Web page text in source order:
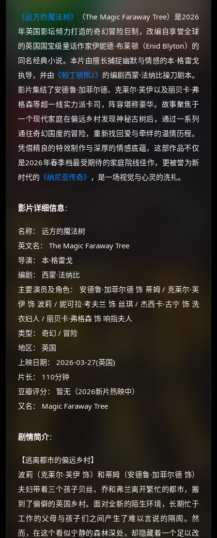
《远方的魔法树》
（The Magic Faraway Tree）是2026
年英国影坛倾力打造的奇幻冒险巨制，改编自享誉全球
的英国国宝级童话作家伊妮德·布莱顿（Enid Blyton）的
同名经典小说。本片由擅长捕捉幽默与情感的本·格雷戈
执导，并由 《帕丁顿熊2》 的编剧西蒙·法纳比操刀剧本。
影片集结了安德鲁·加菲尔德、克莱尔·芙伊以及丽贝卡·弗
格森等超一线实力派卡司，阵容堪称豪华。故事聚焦于
一个现代家庭在偏远乡村发现神秘古树后，通过一系列
通往奇幻国度的冒险，重新找回爱与牵绊的温情历程。
凭借精良的特效制作与深厚的情感底蕴，这部作品不仅
是2026年春季档最受期待的家庭院线佳作，更被誉为新
时代的 《纳尼亚传奇》 ，是一场视觉与心灵的洗礼。
影片详细信息：
名称： 远方的魔法树
英文名： The Magic Faraway Tree
导演： 本·格雷戈
编剧： 西蒙·法纳比
主要演员及角色： 安德鲁·加菲尔德 饰 蒂姆 / 克莱尔·芙
伊 饰 波莉 / 妮可拉·考夫兰 饰 丝琪 / 杰西卡·古宁 饰 洗
衣妇人 / 丽贝卡·弗格森 饰 响指夫人
类型： 奇幻 / 冒险
地区： 英国
上映日期： 2026-03-27(英国)
片长： 110分钟
豆瓣评分： 暂无（2026新片热映中）
又名： Magic Faraway Tree
剧情简介：
【逃离都市的偏远乡村】
波莉（克莱尔·芙伊 饰）和蒂姆（安德鲁·加菲尔德 饰）
夫妇带着三个孩子贝丝、乔和弗兰离开繁忙的都市，搬
到了偏僻的英国乡村。面对全新的陌生环境，长期忙于
工作的父母与孩子们之间产生了难以言说的隔阂。然
而，在这个看似宁静的森林深处，却隐藏着一个足以改
🧧 福利领取站
☕
朋友们辛苦了 💦
你需要的各种会员，都可低价购买！